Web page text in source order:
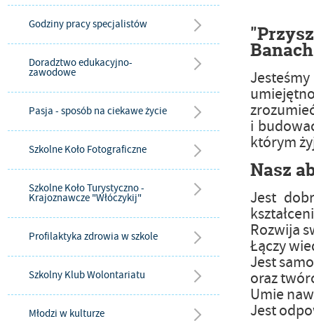
Godziny pracy specjalistów
Doradztwo edukacyjno-
zawodowe
Pasja - sposób na ciekawe życie
Szkolne Koło Fotograficzne
Szkolne Koło Turystyczno -
Krajoznawcze "Włóczykij"
Profilaktyka zdrowia w szkole
Szkolny Klub Wolontariatu
Młodzi w kulturze
Banach
i
którym
Nasz
Jest
Rozwija
Łączy
Jest
oraz
Umie
Jest